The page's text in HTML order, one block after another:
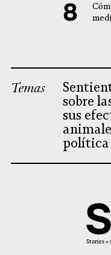
Temas
sobre
sus
política
Stories